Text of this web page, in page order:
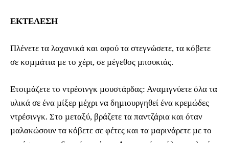
ΕΚΤΕΛΕΣΗ
Πλένετε τα λαχανικά και αφού τα στεγνώσετε, τα κόβετε
σε κοµµάτια µε το χέρι, σε µέγεθος µπουκιάς.
Ετοιµάζετε το ντρέσινγκ µουστάρδας: Αναµιγνύετε όλα τα
υλικά σε ένα µίξερ µέχρι να δηµιουργηθεί ένα κρεµώδες
ντρέσινγκ. Στο µεταξύ, βράζετε τα παντζάρια και όταν
µαλακώσουν τα κόβετε σε φέτες και τα µαρινάρετε µε το